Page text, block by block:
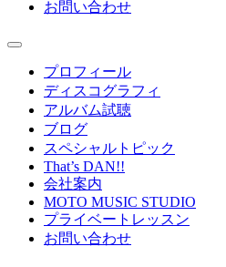
お問い合わせ
プロフィール
ディスコグラフィ
アルバム試聴
ブログ
スペシャルトピック
That’s DAN!!
会社案内
MOTO MUSIC STUDIO
プライベートレッスン
お問い合わせ